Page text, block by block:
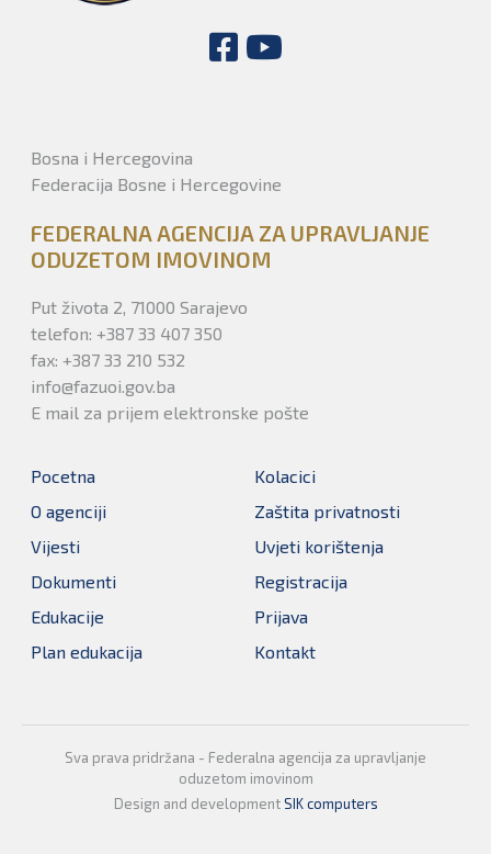
Bosna i Hercegovina
Federacija Bosne i Hercegovine
FEDERALNA AGENCIJA ZA UPRAVLJANJE
ODUZETOM IMOVINOM
Put života 2, 71000 Sarajevo
telefon: +387 33 407 350
fax: +387 33 210 532
info@fazuoi.gov.ba
E mail za prijem elektronske pošte
Pocetna
O agenciji
Vijesti
Dokumenti
Edukacije
Plan edukacija
Kolacici
Zaštita privatnosti
Uvjeti korištenja
Registracija
Prijava
Kontakt
Sva prava pridržana - Federalna agencija za upravljanje
oduzetom imovinom
Design and developmentSIK computers